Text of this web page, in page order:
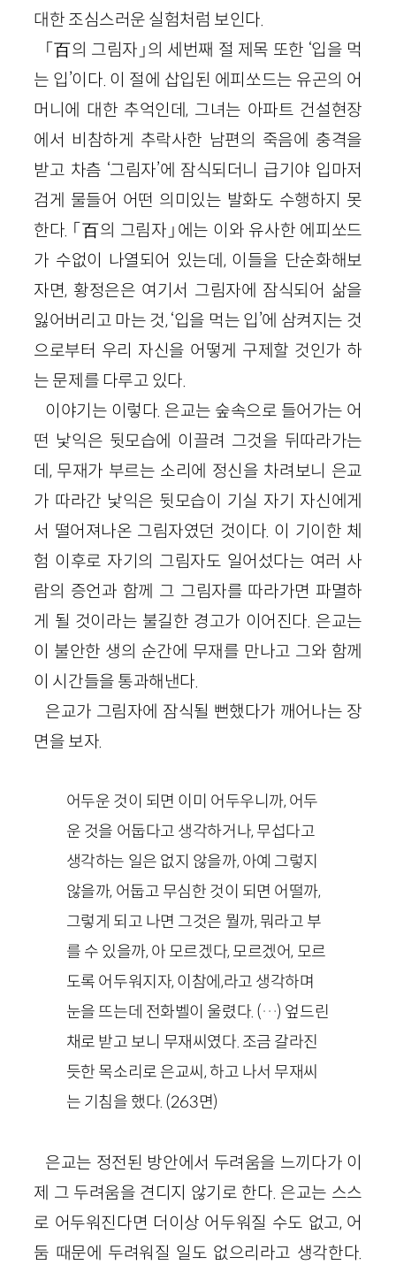
대한 조심스러운 실험처럼 보인다.
「百의 그림자」의 세번째 절 제목 또한 ‘입을 먹
는 입’이다. 이 절에 삽입된 에피쏘드는 유곤의 어
머니에 대한 추억인데, 그녀는 아파트 건설현장
에서 비참하게 추락사한 남편의 죽음에 충격을
받고 차츰 ‘그림자’에 잠식되더니 급기야 입마저
검게 물들어 어떤 의미있는 발화도 수행하지 못
한다. 「百의 그림자」에는 이와 유사한 에피쏘드
가 수없이 나열되어 있는데, 이들을 단순화해보
자면, 황정은은 여기서 그림자에 잠식되어 삶을
잃어버리고 마는 것, ‘입을 먹는 입’에 삼켜지는 것
으로부터 우리 자신을 어떻게 구제할 것인가 하
는 문제를 다루고 있다.
이야기는 이렇다. 은교는 숲속으로 들어가는 어
떤 낯익은 뒷모습에 이끌려 그것을 뒤따라가는
데, 무재가 부르는 소리에 정신을 차려보니 은교
가 따라간 낯익은 뒷모습이 기실 자기 자신에게
서 떨어져나온 그림자였던 것이다. 이 기이한 체
험 이후로 자기의 그림자도 일어섰다는 여러 사
람의 증언과 함께 그 그림자를 따라가면 파멸하
게 될 것이라는 불길한 경고가 이어진다. 은교는
이 불안한 생의 순간에 무재를 만나고 그와 함께
이 시간들을 통과해낸다.
은교가 그림자에 잠식될 뻔했다가 깨어나는 장
면을 보자.
어두운 것이 되면 이미 어두우니까, 어두
운 것을 어둡다고 생각하거나, 무섭다고
생각하는 일은 없지 않을까, 아예 그렇지
않을까, 어둡고 무심한 것이 되면 어떨까,
그렇게 되고 나면 그것은 뭘까, 뭐라고 부
를 수 있을까, 아 모르겠다, 모르겠어, 모르
도록 어두워지자, 이참에,라고 생각하며
눈을 뜨는데 전화벨이 울렸다. (…) 엎드린
채로 받고 보니 무재씨였다. 조금 갈라진
듯한 목소리로 은교씨, 하고 나서 무재씨
는 기침을 했다. (263면)
은교는 정전된 방안에서 두려움을 느끼다가 이
제 그 두려움을 견디지 않기로 한다. 은교는 스스
로 어두워진다면 더이상 어두워질 수도 없고, 어
둠 때문에 두려워질 일도 없으리라고 생각한다.